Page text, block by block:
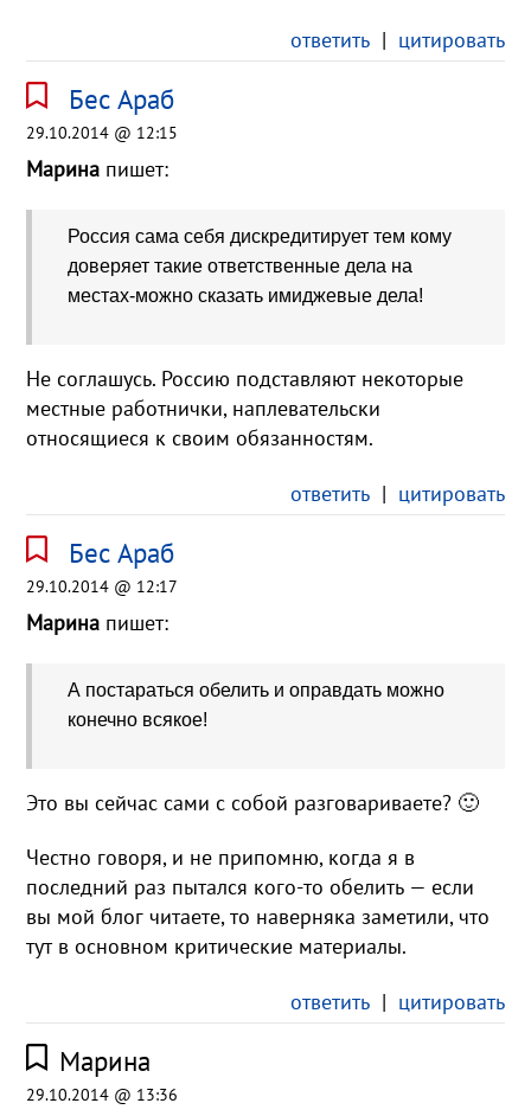
ответить| цитировать
Бес Араб
29.10.2014 @ 12:15
Марина пишет:
Россия сама себя дискредитирует тем кому
доверяет такие ответственные дела на
местах-можно сказать имиджевые дела!
Не соглашусь. Россию подставляют некоторые
местные работнички, наплевательски
относящиеся к своим обязанностям.
ответить| цитировать
Бес Араб
29.10.2014 @ 12:17
Марина пишет:
А постараться обелить и оправдать можно
конечно всякое!
Это вы сейчас сами с собой разговариваете? 🙂
Честно говоря, и не припомню, когда я в
последний раз пытался кого-то обелить — если
вы мой блог читаете, то наверняка заметили, что
тут в основном критические материалы.
ответить| цитировать
Марина
29.10.2014 @ 13:36